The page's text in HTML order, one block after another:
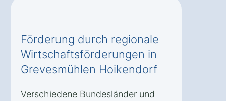
Förderung durch regionale
Wirtschaftsförderungen in
Grevesmühlen Hoikendorf
Verschiedene Bundesländer und